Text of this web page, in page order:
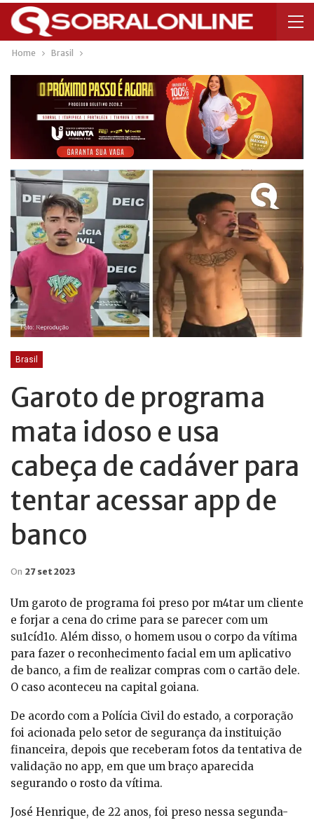
Home Brasil
Brasil
Garoto de programa
mata idoso e usa
cabeça de cadáver para
tentar acessar app de
banco
On 27 set 2023
Um garoto de programa foi preso por m4tar um cliente
e forjar a cena do crime para se parecer com um
su1cíd1o. Além disso, o homem usou o corpo da vítima
para fazer o reconhecimento facial em um aplicativo
de banco, a fim de realizar compras com o cartão dele.
O caso aconteceu na capital goiana.
De acordo com a Polícia Civil do estado, a corporação
foi acionada pelo setor de segurança da instituição
financeira, depois que receberam fotos da tentativa de
validação no app, em que um braço aparecida
segurando o rosto da vítima.
José Henrique, de 22 anos, foi preso nessa segunda-